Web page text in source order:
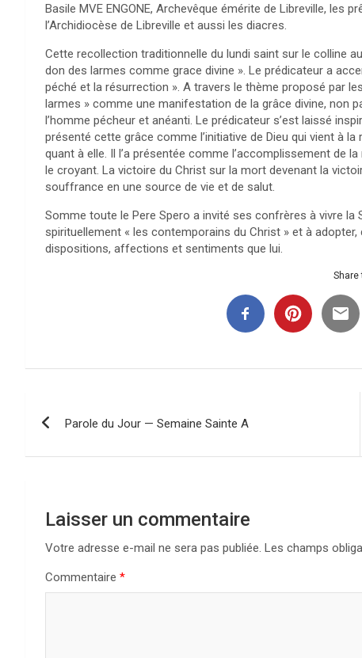
Basile MVE ENGONE, Archevêque émérite de Libreville, les
l’Archidiocèse de Libreville et aussi les diacres.
Cette recollection traditionnelle du lundi saint sur le colline
don des larmes comme grace divine ». Le prédicateur a
péché et la résurrection ». A travers le thème proposé par
larmes » comme une manifestation de la grâce divine, non
l’homme pécheur et anéanti. Le prédicateur s’est laissé
présenté cette grâce comme l’initiative de Dieu qui vient à
quant à elle. Il l’a présentée comme l’accomplissement de
le croyant. La victoire du Christ sur la mort devenant la
souffrance en une source de vie et de salut.
Somme toute le Pere Spero a invité ses confrères à vivre la
spirituellement « les contemporains du Christ » et à
dispositions, affections et sentiments que lui.
Share
Parole du Jour — Semaine Sainte A
Laisser un commentaire
Votre adresse e-mail ne sera pas publiée. Les champs
Commentaire *